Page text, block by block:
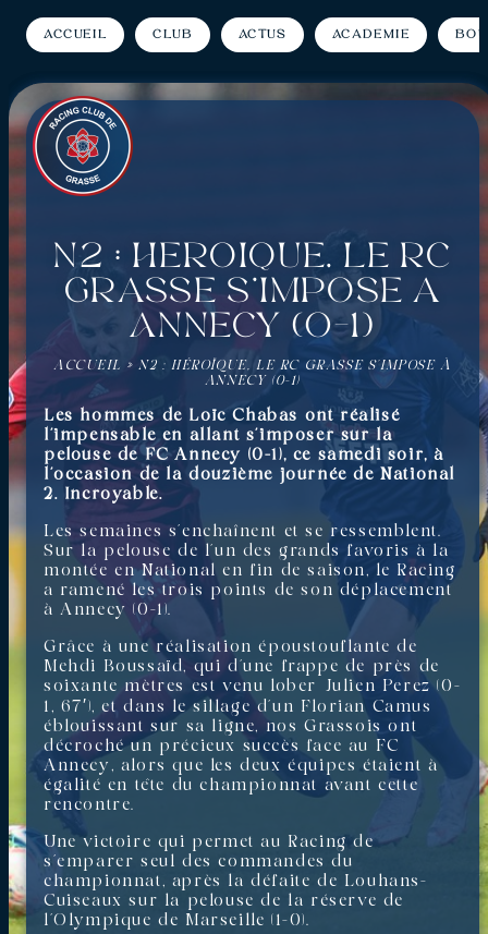
Accueil Club Actus Académie
N2 : Héroïque, le RC
Grasse s’impose à
Annecy (0-1)
ACCUEIL »N2 : HÉROÏQUE, LE RC GRASSE S’IMPOSE À
ANNECY (0-1)
Les hommes de Loïc Chabas ont réalisé
l’impensable en allant s’imposer sur la
pelouse de FC Annecy (0-1), ce samedi soir, à
l’occasion de la douzième journée de National
2. Incroyable.
Les semaines s’enchaînent et se ressemblent.
Sur la pelouse de l’un des grands favoris à la
montée en National en fin de saison, le Racing
a ramené les trois points de son déplacement
à Annecy (0-1).
Grâce à une réalisation époustouflante de
Mehdi Boussaïd, qui d’une frappe de près de
soixante mètres est venu lober Julien Perez (0-
1, 67′), et dans le sillage d’un Florian Camus
éblouissant sur sa ligne, nos Grassois ont
décroché un précieux succès face au FC
Annecy, alors que les deux équipes étaient à
égalité en tête du championnat avant cette
rencontre.
Une victoire qui permet au Racing de
s’emparer seul des commandes du
championnat, après la défaite de Louhans-
Cuiseaux sur la pelouse de la réserve de
l’Olympique de Marseille (1-0).